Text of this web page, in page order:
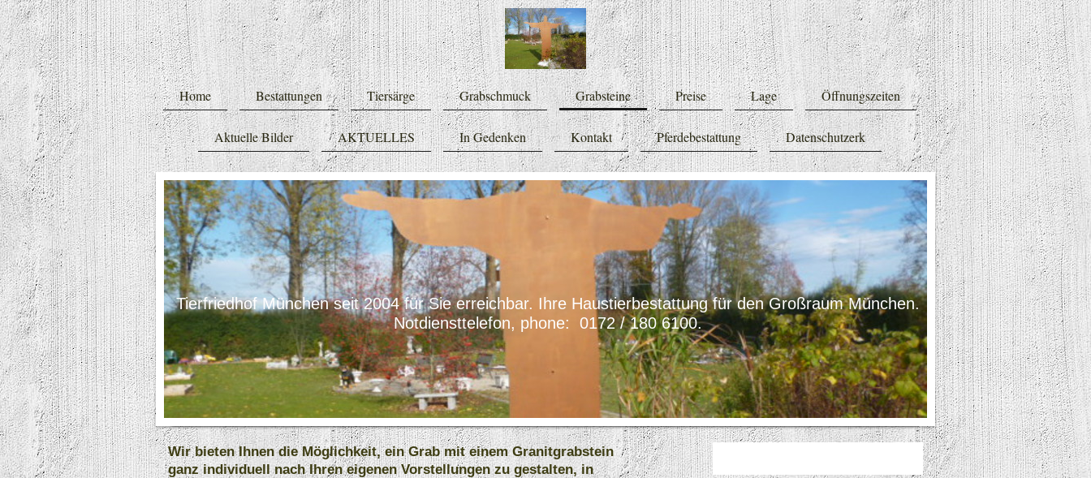
Home Bestattungen Tiersärge Grabschmuck Grabsteine Preise Lage Öffnungszeiten
Aktuelle Bilder AKTUELLES In Gedenken Kontakt Pferdebestattung Datenschutzerk
Tierfriedhof München seit 2004 für Sie erreichbar. Ihre Haustierbestattung für den Großraum München.
Notdiensttelefon, phone: 0172 / 180 6100.
Wir bieten Ihnen die Möglichkeit, ein Grab mit einem Granitgrabstein
ganz individuell nach Ihren eigenen Vorstellungen zu gestalten, in